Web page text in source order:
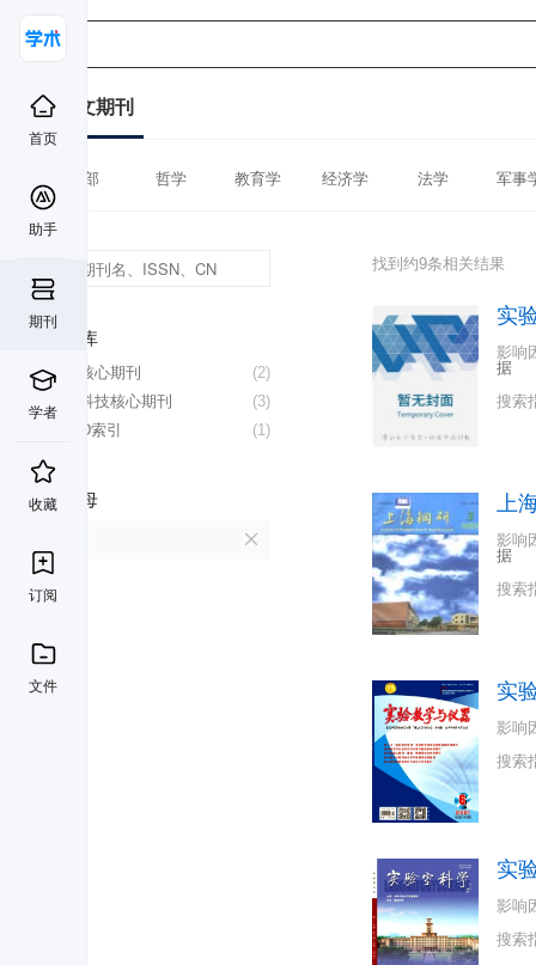
首页
助手
期刊
学者
收藏
订阅
文件
中文期刊
全部 哲学 教育学 经济学 法学 军事
数据库
(2)
北大核心期刊
(3)
中国科技核心期刊
(1)
CSCD索引
首字母
找到约9条相关结果
实
影响
据
搜索
上
影响
据
搜索
实
影响
搜索
实
影响
搜索